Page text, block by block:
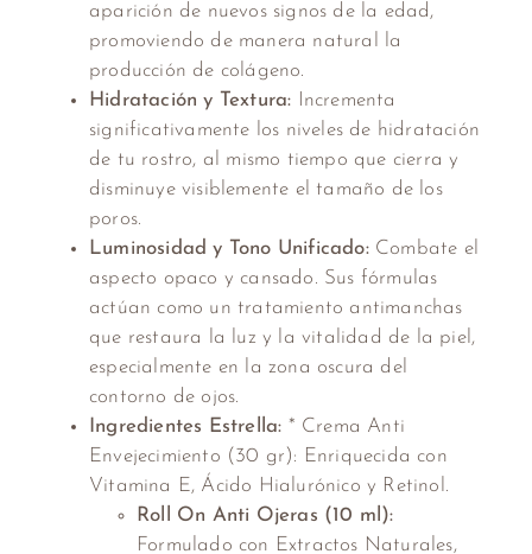
aparición de nuevos signos de la edad,
promoviendo de manera natural la
producción de colágeno.
Hidratación y Textura: Incrementa
significativamente los niveles de hidratación
de tu rostro, al mismo tiempo que cierra y
disminuye visiblemente el tamaño de los
poros.
Luminosidad y Tono Unificado:Combate el
aspecto opaco y cansado. Sus fórmulas
actúan como un tratamiento antimanchas
que restaura la luz y la vitalidad de la piel,
especialmente en la zona oscura del
contorno de ojos.
Ingredientes Estrella: * Crema Anti
Envejecimiento (30 gr): Enriquecida con
Vitamina E, Ácido Hialurónico y Retinol.
Roll On Anti Ojeras (10 ml):
Formulado con Extractos Naturales,